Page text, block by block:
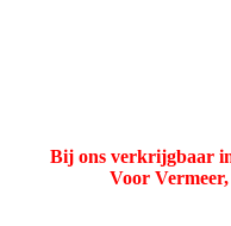
Bij ons verkrijgbaar
Voor